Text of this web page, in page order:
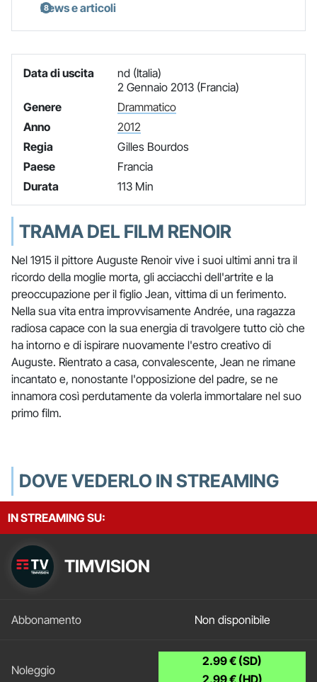
News e articoli
Data di uscita
nd (Italia)
2 Gennaio 2013 (Francia)
Genere
Drammatico
Anno
2012
Regia
Gilles Bourdos
Paese
Francia
Durata
113 Min
TRAMA DEL FILM RENOIR
Nel 1915 il pittore Auguste Renoir vive i suoi ultimi anni tra il
ricordo della moglie morta, gli acciacchi dell'artrite e la
preoccupazione per il figlio Jean, vittima di un ferimento.
Nella sua vita entra improvvisamente Andrée, una ragazza
radiosa capace con la sua energia di travolgere tutto ciò che
ha intorno e di ispirare nuovamente l'estro creativo di
Auguste. Rientrato a casa, convalescente, Jean ne rimane
incantato e, nonostante l'opposizione del padre, se ne
innamora così perdutamente da volerla immortalare nel suo
primo film.
DOVE VEDERLO IN STREAMING
IN STREAMING SU:
TIMVISION
Non disponibile
2.99 € (SD)